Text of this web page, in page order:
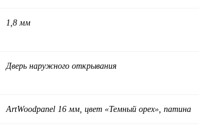
1,8 мм
Дверь наружного открывания
ArtWoodpanel 16 мм, цвет «Темный орех», патина